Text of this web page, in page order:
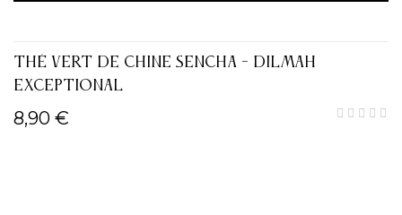
THÉ VERT DE CHINE SENCHA - DILMAH
EXCEPTIONAL
8,90 €